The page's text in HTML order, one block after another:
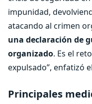
impunidad,
atacando al crimen
una declaración de
organizado. Es el
expulsado”, enfatizó
Principales